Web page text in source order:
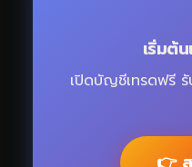
เริ่มต้
เปิดบัญชีเทรดฟรี